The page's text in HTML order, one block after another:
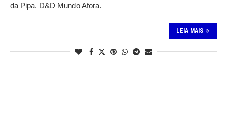
da Pipa. D&D Mundo Afora.
LEIA MAIS